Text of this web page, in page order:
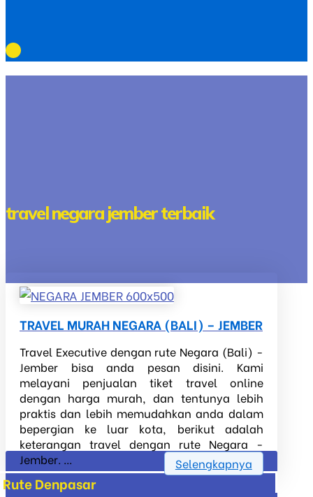
travel negara jember terbaik
TRAVEL MURAH NEGARA (BALI) – JEMBER
Travel Executive dengan rute Negara (Bali) -
Jember bisa anda pesan disini. Kami
melayani penjualan tiket travel online
dengan harga murah, dan tentunya lebih
praktis dan lebih memudahkan anda dalam
bepergian ke luar kota, berikut adalah
keterangan travel dengan rute Negara -
Jember. ...
Selengkapnya
Rute Denpasar